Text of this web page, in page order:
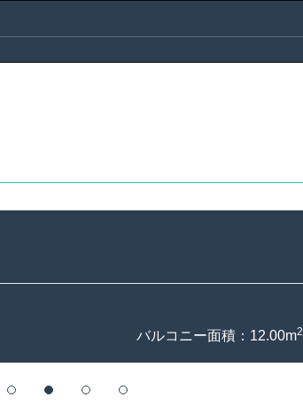
バルコニー面積：12.00m2